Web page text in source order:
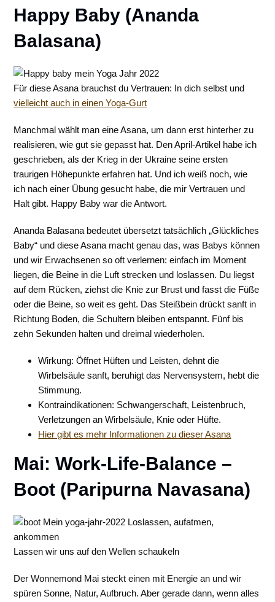
Happy Baby (Ananda
Balasana)
Für diese Asana brauchst du Vertrauen: In dich selbst und
vielleicht auch in einen Yoga-Gurt
Manchmal wählt man eine Asana, um dann erst hinterher zu
realisieren, wie gut sie gepasst hat. Den April-Artikel habe ich
geschrieben, als der Krieg in der Ukraine seine ersten
traurigen Höhepunkte erfahren hat. Und ich weiß noch, wie
ich nach einer Übung gesucht habe, die mir Vertrauen und
Halt gibt. Happy Baby war die Antwort.
Ananda Balasana bedeutet übersetzt tatsächlich „Glückliches
Baby“ und diese Asana macht genau das, was Babys können
und wir Erwachsenen so oft verlernen: einfach im Moment
liegen, die Beine in die Luft strecken und loslassen. Du liegst
auf dem Rücken, ziehst die Knie zur Brust und fasst die Füße
oder die Beine, so weit es geht. Das Steißbein drückt sanft in
Richtung Boden, die Schultern bleiben entspannt. Fünf bis
zehn Sekunden halten und dreimal wiederholen.
Wirkung: Öffnet Hüften und Leisten, dehnt die
Wirbelsäule sanft, beruhigt das Nervensystem, hebt die
Stimmung.
Kontraindikationen: Schwangerschaft, Leistenbruch,
Verletzungen an Wirbelsäule, Knie oder Hüfte.
Hier gibt es mehr Informationen zu dieser Asana
Mai: Work-Life-Balance –
Boot (Paripurna Navasana)
Lassen wir uns auf den Wellen schaukeln
Der Wonnemond Mai steckt einen mit Energie an und wir
spüren Sonne, Natur, Aufbruch. Aber gerade dann, wenn alles